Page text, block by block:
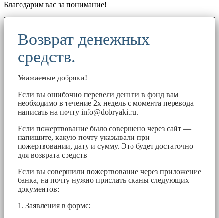
Благодарим вас за понимание!
Возврат денежных
средств.
Уважаемые добряки!
Если вы ошибочно перевели деньги в фонд вам
необходимо в течение 2х недель с момента перевода
написать на почту info@dobryaki.ru.
Если пожертвование было совершено через сайт —
напишите, какую почту указывали при
пожертвовании, дату и сумму. Это будет достаточно
для возврата средств.
Если вы совершили пожертвование через приложение
банка, на почту нужно прислать сканы следующих
документов:
1. Заявления в форме: